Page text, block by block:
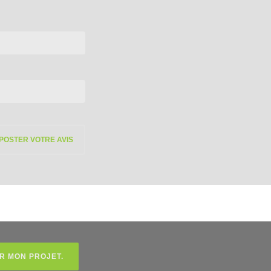
MON PROJET.